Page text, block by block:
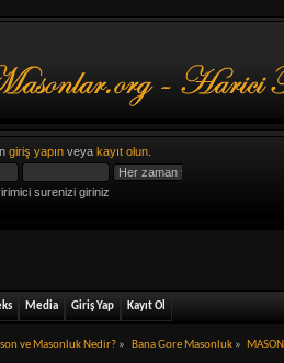
giriş yapınveya kayıt olun.
surenizi giriniz
Media Giriş Yap Kayıt Ol
ve Masonluk Nedir? » Bana Gore Masonluk»